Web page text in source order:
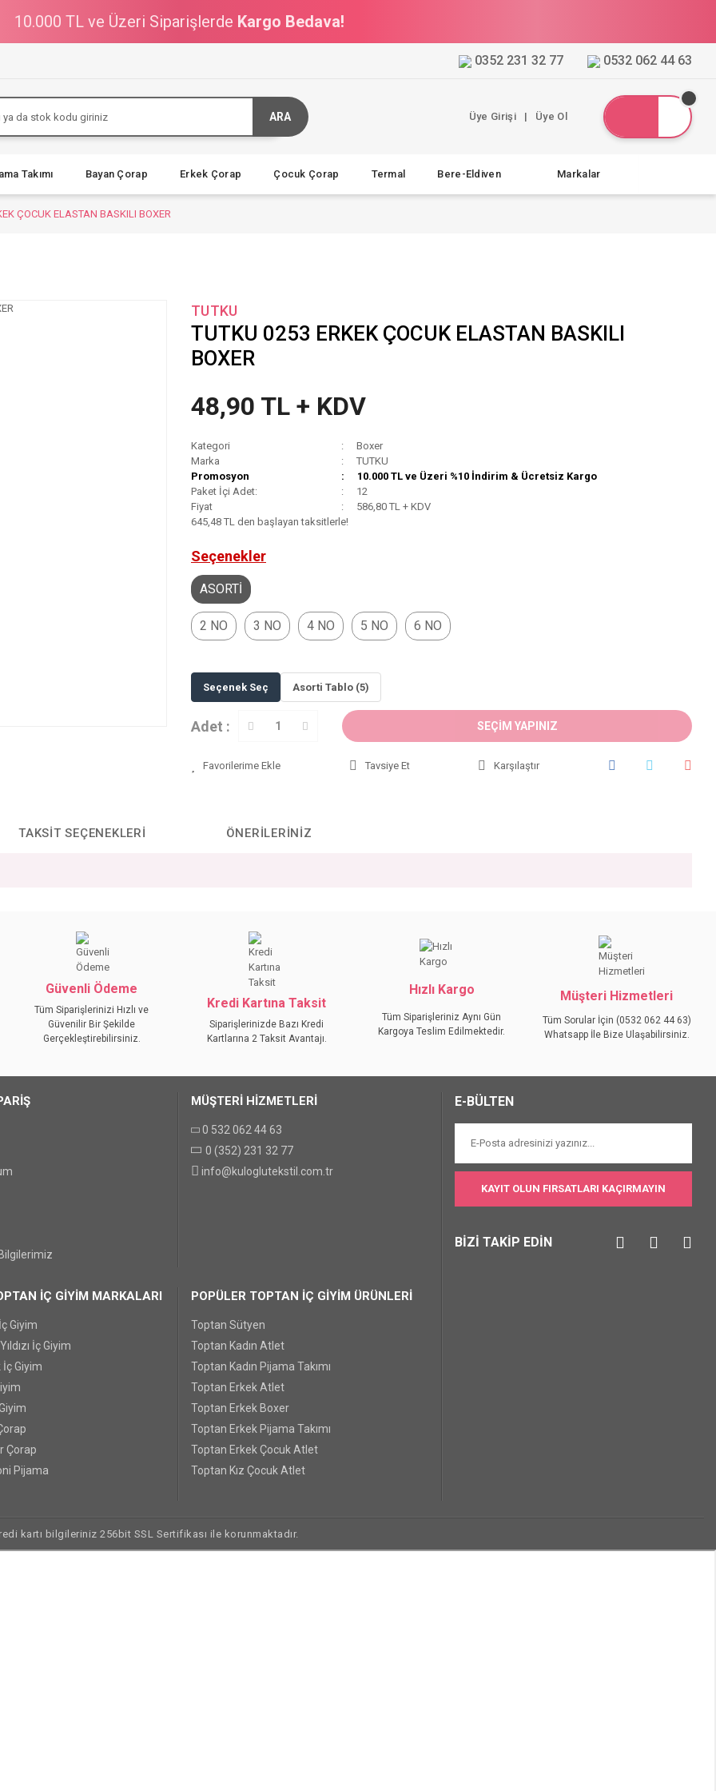
10.000 TL ve Üzeri Siparişlerde Kargo Bedava!
0352 231 32 77 0532 062 44 63
ARA Üye Girişi | Üye Ol
Takımı Bayan Çorap Erkek Çorap Çocuk Çorap Termal Bere-Eldiven Markalar
ÇOCUK ELASTAN BASKILI BOXER
TUTKU
TUTKU 0253 ERKEK ÇOCUK ELASTAN BASKILI
BOXER
48,90 TL + KDV
Kategori
Boxer
Marka
TUTKU
Promosyon
10.000 TL ve Üzeri %10 İndirim & Ücretsiz Kargo
Paket İçi Adet:
12
Fiyat
586,80 TL + KDV
645,48 TL den başlayan taksitlerle!
Seçenekler
ASORTİ
2 NO 3 NO 4 NO 5 NO 6 NO
Seçenek Seç Asorti Tablo (5)
Adet : SEÇİM YAPINIZ
Tavsiye Et Karşılaştır
TAKSIT SEÇENEKLERI ÖNERILERINIZ
GÖNDER
Güvenli Ödeme
Tüm Siparişlerinizi Hızlı ve
Güvenilir Bir Şekilde
Gerçekleştirebilirsiniz.
Kredi Kartına Taksit
Siparişlerinizde Bazı Kredi
Kartlarına 2 Taksit Avantajı.
Hızlı Kargo
Tüm Siparişleriniz Aynı Gün
Kargoya Teslim Edilmektedir.
Müşteri Hizmetleri
Tüm Sorular İçin (0532 062 44 63)
Whatsapp İle Bize Ulaşabilirsiniz.
MÜŞTERİ HİZMETLERİ
0 532 062 44 63
0 (352) 231 32 77
info@kuloglutekstil.com.tr
İÇ GİYİM MARKALARI
Giyim
İç Giyim
Giyim
Çorap
Pijama
POPÜLER TOPTAN İÇ GİYİM ÜRÜNLERİ
Toptan Sütyen
Toptan Kadın Atlet
Toptan Kadın Pijama Takımı
Toptan Erkek Atlet
Toptan Erkek Boxer
Toptan Erkek Pijama Takımı
Toptan Erkek Çocuk Atlet
Toptan Kız Çocuk Atlet
E-BÜLTEN
KAYIT OLUN FIRSATLARI KAÇIRMAYIN
BİZİ TAKİP EDİN
kartı bilgileriniz 256bit SSL Sertifikası ile korunmaktadır.